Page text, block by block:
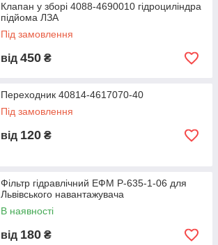
Клапан у зборі 4088-4690010 гідроциліндра
підйома ЛЗА
Під замовлення
від 450 ₴
Переходник 40814-4617070-40
Під замовлення
від 120 ₴
Фільтр гідравлічний ЕФМ Р-635-1-06 для
Львівського навантажувача
В наявності
від 180 ₴